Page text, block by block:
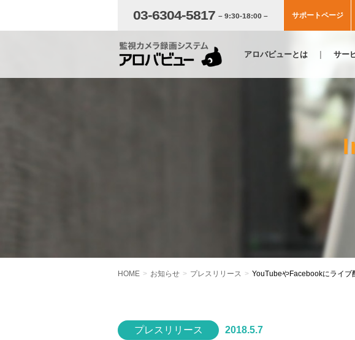
03-6304-5817 – 9:30-18:00 – サポートページ
アロバビューとは サー
HOME お知らせ プレスリリース YouTubeやFacebookにライブ
プレスリリース 2018.5.7